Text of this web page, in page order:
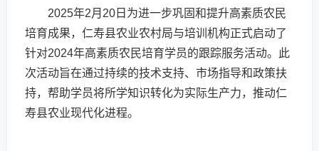
2025年2月20日为进一步巩固和提升高素质农民
培育成果，仁寿县农业农村局与培训机构正式启动了
针对2024年高素质农民培育学员的跟踪服务活动。此
次活动旨在通过持续的技术支持、市场指导和政策扶
持，帮助学员将所学知识转化为实际生产力，推动仁
寿县农业现代化进程。